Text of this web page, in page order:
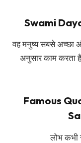
Swami
वह मनुष्य सबसे अच्छा
अनुसार काम करता
Famous
लोभ कभी